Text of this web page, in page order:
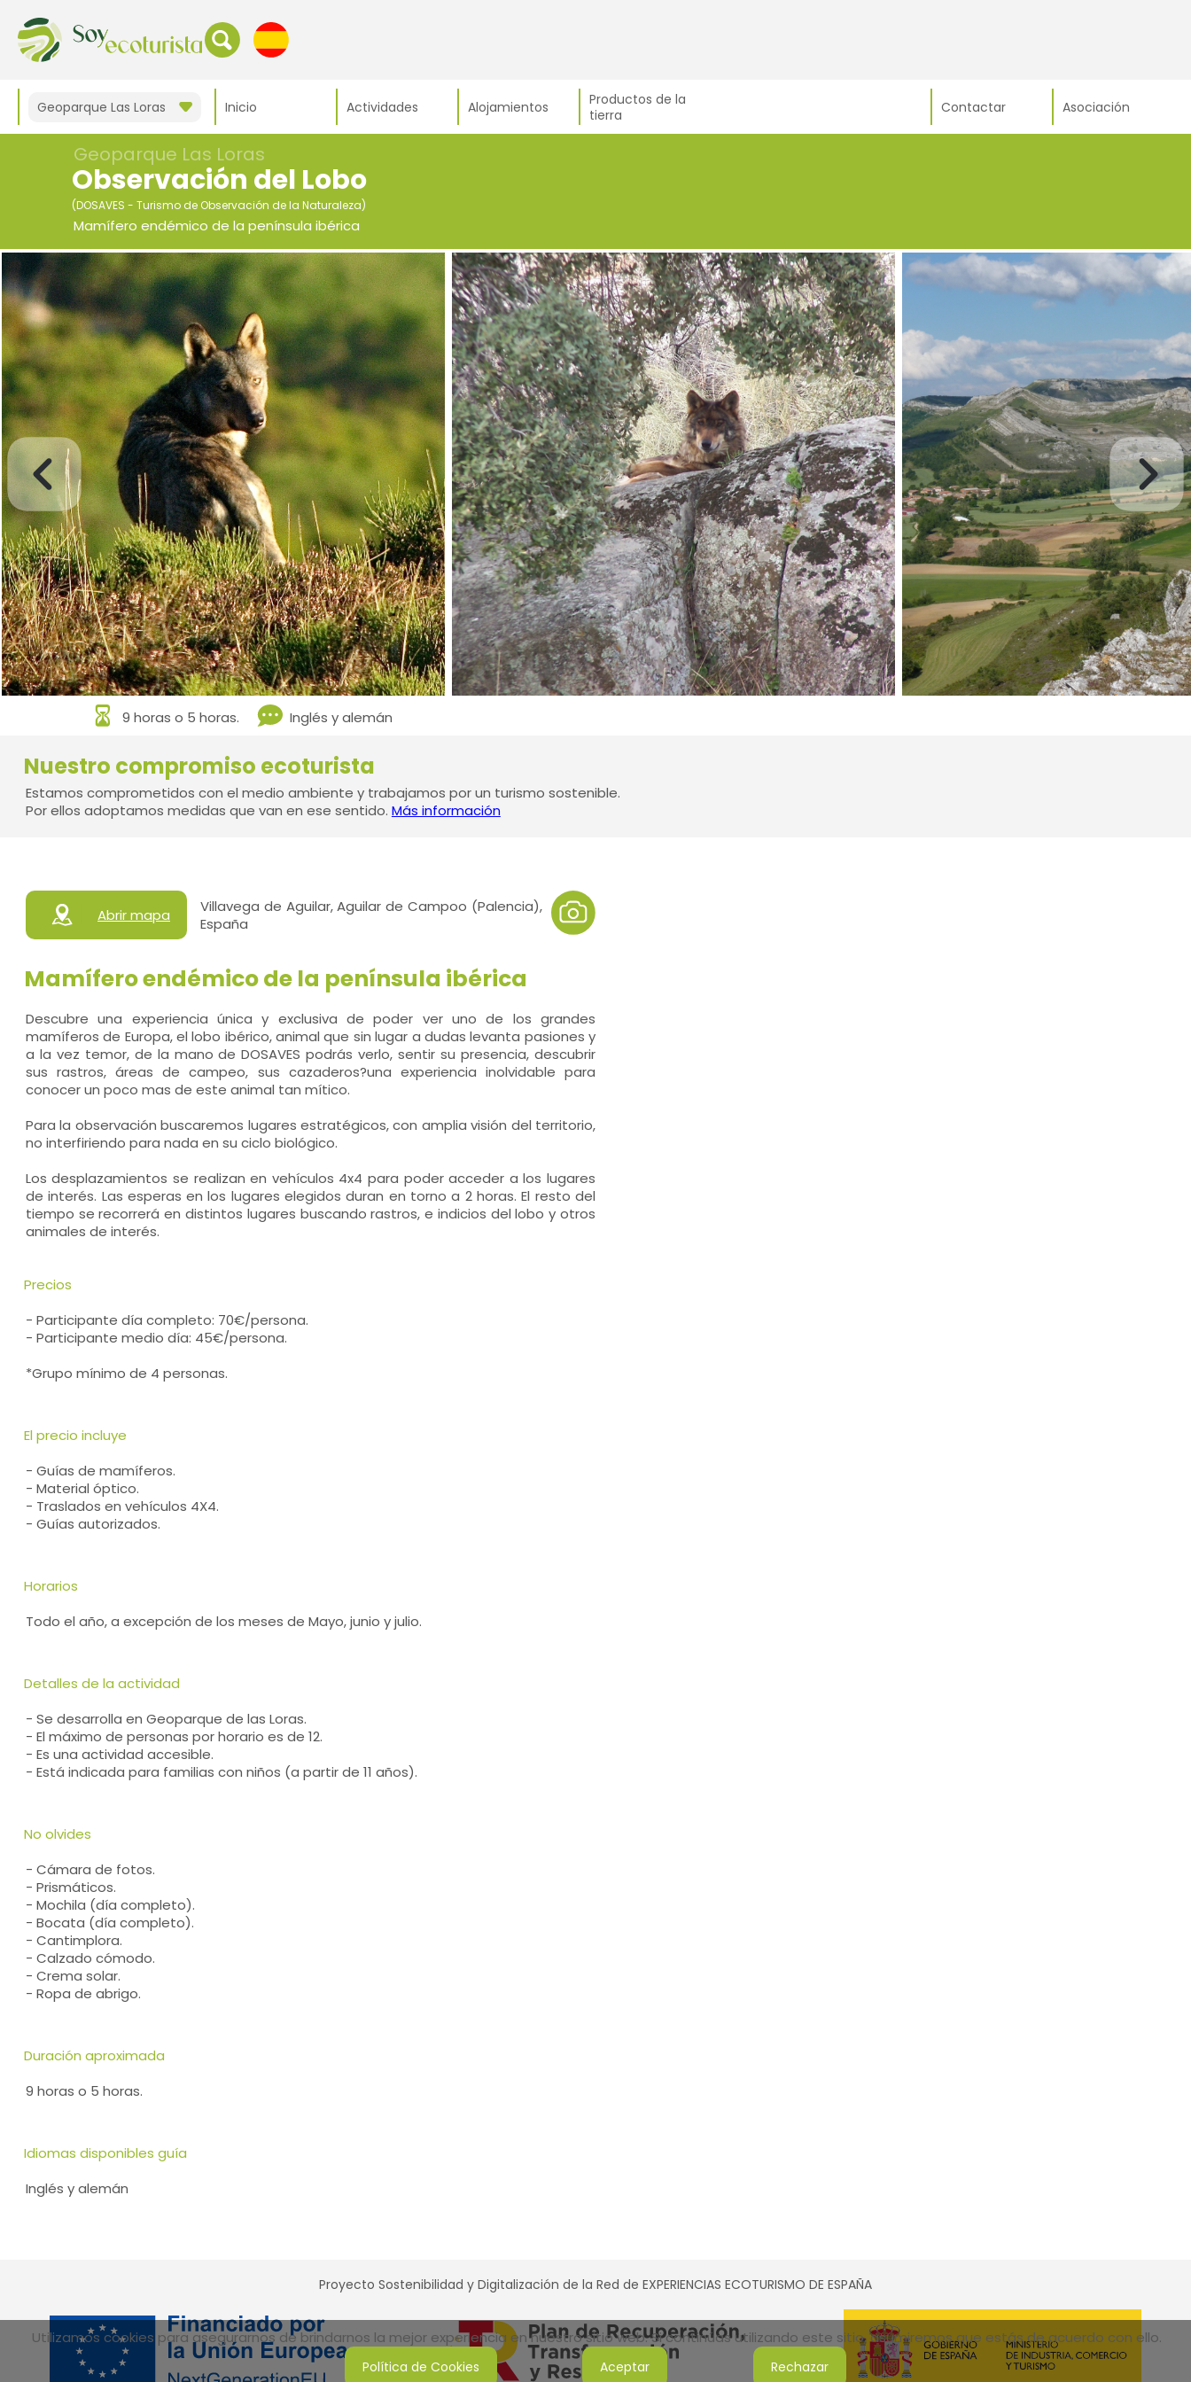
Geoparque Las Loras Inicio Actividades Alojamientos
Productos de la
tierra
Contactar Asociación
Geoparque Las Loras
Observación del Lobo
(DOSAVES - Turismo de Observación de la Naturaleza)
Mamífero endémico de la península ibérica
9 horas o 5 horas. Inglés y alemán
Nuestro compromiso ecoturista
Estamos comprometidos con el medio ambiente y trabajamos por un turismo sostenible.
Por ellos adoptamos medidas que van en ese sentido. Más información
Abrir mapa
Villavega de Aguilar, Aguilar de Campoo (Palencia),
España
Mamífero endémico de la península ibérica
Descubre una experiencia única y exclusiva de poder ver uno de los grandes
mamíferos de Europa, el lobo ibérico, animal que sin lugar a dudas levanta pasiones y
a la vez temor, de la mano de DOSAVES podrás verlo, sentir su presencia, descubrir
sus rastros, áreas de campeo, sus cazaderos?una experiencia inolvidable para
conocer un poco mas de este animal tan mítico.
Para la observación buscaremos lugares estratégicos, con amplia visión del territorio,
no interfiriendo para nada en su ciclo biológico.
Los desplazamientos se realizan en vehículos 4x4 para poder acceder a los lugares
de interés. Las esperas en los lugares elegidos duran en torno a 2 horas. El resto del
tiempo se recorrerá en distintos lugares buscando rastros, e indicios del lobo y otros
animales de interés.
Precios
- Participante día completo: 70€/persona.
- Participante medio día: 45€/persona.
*Grupo mínimo de 4 personas.
El precio incluye
- Guías de mamíferos.
- Material óptico.
- Traslados en vehículos 4X4.
- Guías autorizados.
Horarios
Todo el año, a excepción de los meses de Mayo, junio y julio.
Detalles de la actividad
- Se desarrolla en Geoparque de las Loras.
- El máximo de personas por horario es de 12.
- Es una actividad accesible.
- Está indicada para familias con niños (a partir de 11 años).
No olvides
- Cámara de fotos.
- Prismáticos.
- Mochila (día completo).
- Bocata (día completo).
- Cantimplora.
- Calzado cómodo.
- Crema solar.
- Ropa de abrigo.
Duración aproximada
9 horas o 5 horas.
Idiomas disponibles guía
Inglés y alemán
Proyecto Sostenibilidad y Digitalización de la Red de EXPERIENCIAS ECOTURISMO DE ESPAÑA
Utilizamos cookies para asegurarnos de brindarnos la mejor experiencia en nuestro sitio web. Si continúas utilizando este sitio, asumiremos que estás de acuerdo con ello.
Política de Cookies Aceptar Rechazar